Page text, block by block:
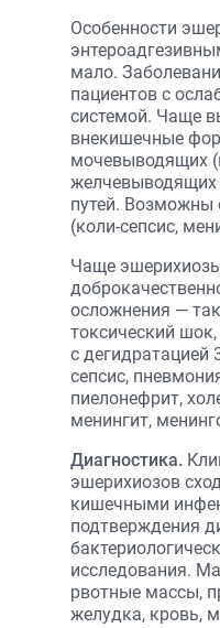
Особенности
мало.
пациентов с
системой. Чаще
внекишечные
мочевыводящих
желчевыводящих
путей. Возможны
(коли-сепсис,
Чаще
осложнения —
токсический
с дегидратацией
сепсис,
пиелонефрит,
менингит,
Диагностика.
эшерихиозов
кишечными
подтверждения
исследования.
рвотные массы,
желудка, кровь,